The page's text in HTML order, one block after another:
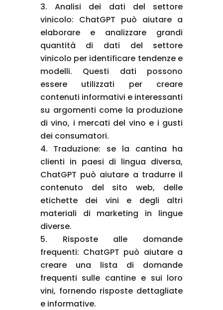
Analisi dei dati del settore
vinicolo: ChatGPT può aiutare a
elaborare e analizzare grandi
quantità di dati del settore
vinicolo per identificare tendenze e
modelli. Questi dati possono
essere utilizzati per creare
contenuti informativi e interessanti
su argomenti come la produzione
di vino, i mercati del vino e i gusti
dei consumatori.
Traduzione: se la cantina ha
clienti in paesi di lingua diversa,
ChatGPT può aiutare a tradurre il
contenuto del sito web, delle
etichette dei vini e degli altri
materiali di marketing in lingue
diverse.
Risposte alle domande
frequenti: ChatGPT può aiutare a
creare una lista di domande
frequenti sulle cantine e sui loro
vini, fornendo risposte dettagliate
e informative.